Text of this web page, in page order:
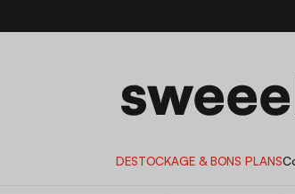
DESTOCKAGE & BONS PLANS